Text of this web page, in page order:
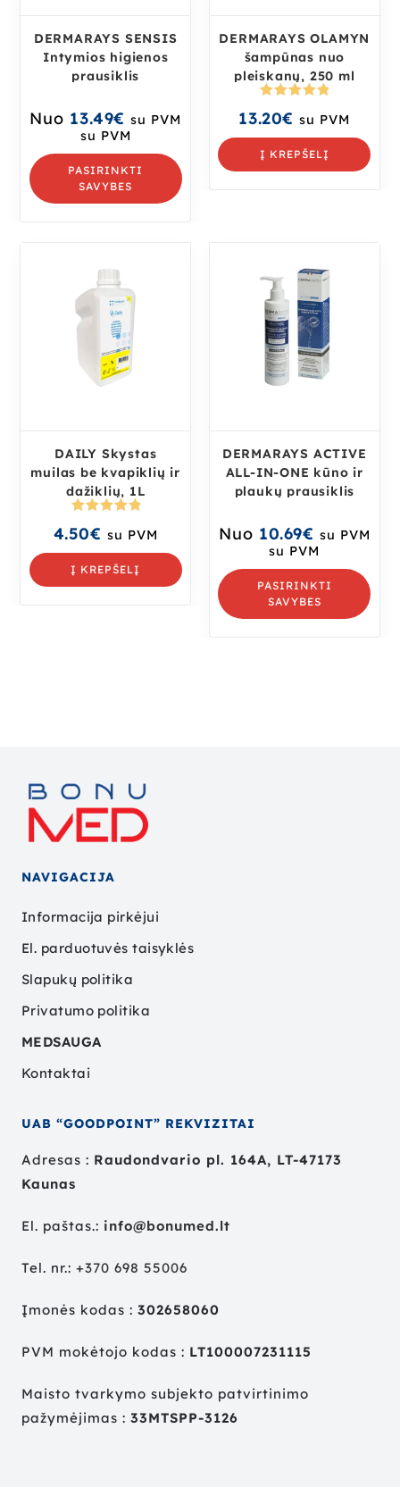
DERMARAYS SENSIS
Intymios higienos
prausiklis
Nuo 13.49€ su PVM
su PVM
PASIRINKTI
SAVYBES
DERMARAYS OLAMYN
šampūnas nuo
pleiskanų, 250 ml
s:5.00iš
13.20€ su PVM
Į KREPŠELĮ
DAILY Skystas
muilas be kvapiklių ir
dažiklių, 1L
s:5.00 iš
4.50€ su PVM
Į KREPŠELĮ
DERMARAYS ACTIVE
ALL-IN-ONE kūno ir
plaukų prausiklis
Nuo 10.69€ su PVM
su PVM
PASIRINKTI
SAVYBES
NAVIGACIJA
Informacija pirkėjui
El. parduotuvės taisyklės
Slapukų politika
Privatumo politika
MEDSAUGA
Kontaktai
UAB “GOODPOINT” REKVIZITAI
Adresas : Raudondvario pl. 164A, LT-47173
Kaunas
El. paštas.: info@bonumed.lt
Tel. nr.: +370 698 55006
Įmonės kodas : 302658060
PVM mokėtojo kodas : LT100007231115
Maisto tvarkymo subjekto patvirtinimo
pažymėjimas : 33MTSPP-3126